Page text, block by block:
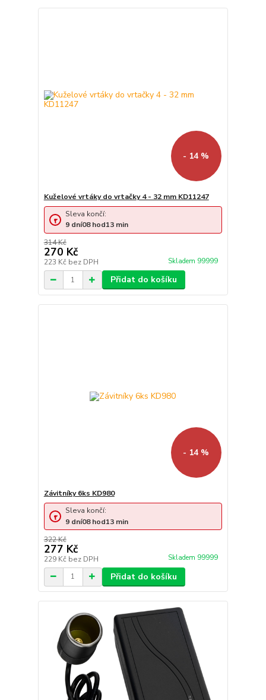
- 14 %
Kuželové vrtáky do vrtačky 4 - 32 mm KD11247
314 Kč
270 Kč
223 Kč bez DPH Skladem 99999
Sleva končí:
9 dní08hod13 min
Přidat do košíku
- 14 %
Závitníky 6ks KD980
322 Kč
277 Kč
229 Kč bez DPH Skladem 99999
Sleva končí:
9 dní08hod13 min
Přidat do košíku